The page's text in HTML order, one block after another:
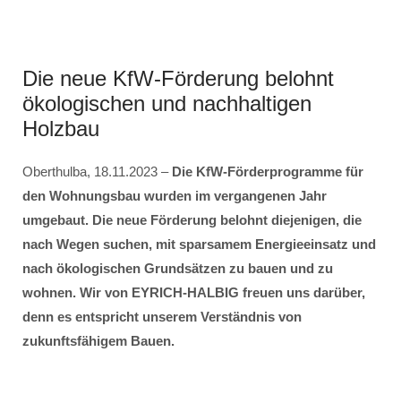
Die neue KfW-Förderung belohnt
ökologischen und nachhaltigen
Holzbau
Oberthulba, 18.11.2023 – Die KfW-Förderprogramme für
den Wohnungsbau wurden im vergangenen Jahr
umgebaut. Die neue Förderung belohnt diejenigen, die
nach Wegen suchen, mit sparsamem Energieeinsatz und
nach ökologischen Grundsätzen zu bauen und zu
wohnen. Wir von EYRICH-HALBIG freuen uns darüber,
denn es entspricht unserem Verständnis von
zukunftsfähigem Bauen.